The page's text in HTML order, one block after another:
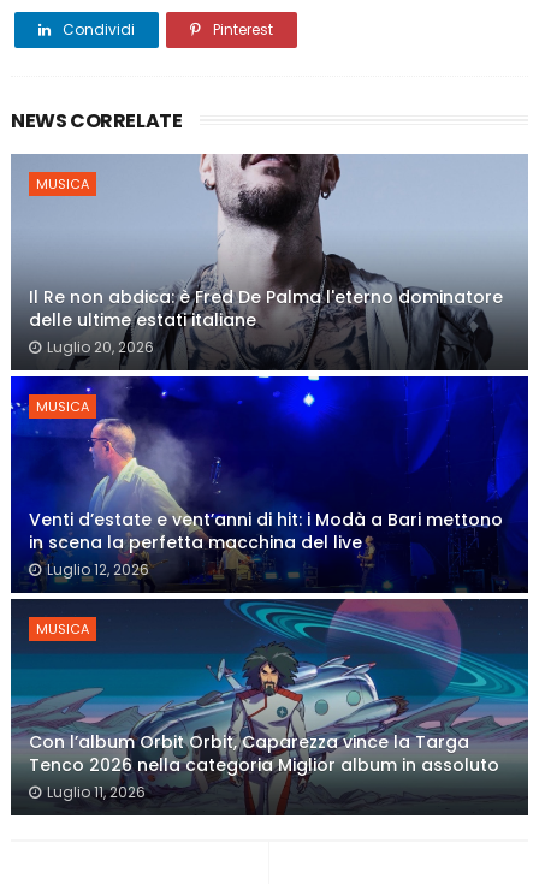
Condividi Pinterest
NEWS CORRELATE
MUSICA
Il Re non abdica: è Fred De Palma l'eterno dominatore
delle ultime estati italiane
Luglio 20, 2026
MUSICA
Venti d’estate e vent’anni di hit: i Modà a Bari mettono
in scena la perfetta macchina del live
Luglio 12, 2026
MUSICA
Con l’album Orbit Orbit, Caparezza vince la Targa
Tenco 2026 nella categoria Miglior album in assoluto
Luglio 11, 2026